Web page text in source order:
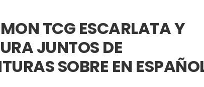
TCG ESCARLATA Y
JUNTOS DE
SOBRE EN